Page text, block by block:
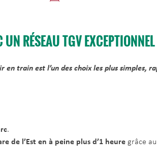
RÉSEAU TGV EXCEPTIONNEL
train est l’un des choix les plus simples,
.
de l’Est en à peine plus d’1 heure grâce au